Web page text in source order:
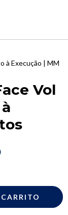
à Execução | MM
Vol